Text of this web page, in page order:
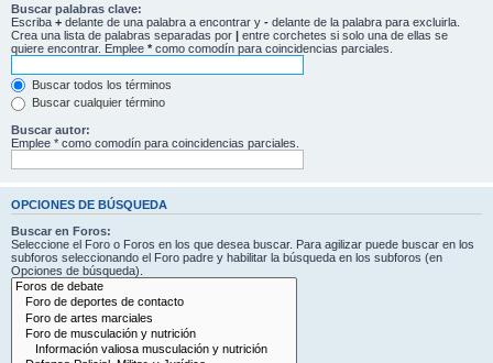
Buscar palabras clave:
Escriba + delante de una palabra a encontrar y - delante de la palabra para excluirla.
Crea una lista de palabras separadas por | entre corchetes si solo una de ellas se
quiere encontrar. Emplee * como comodín para coincidencias parciales.
Buscar todos los términos
Buscar cualquier término
Buscar autor:
Emplee * como comodín para coincidencias parciales.
OPCIONES DE BÚSQUEDA
Buscar en Foros:
Seleccione el Foro o Foros en los que desea buscar. Para agilizar puede buscar en los
subforos seleccionando el Foro padre y habilitar la búsqueda en los subforos (en
Opciones de búsqueda).